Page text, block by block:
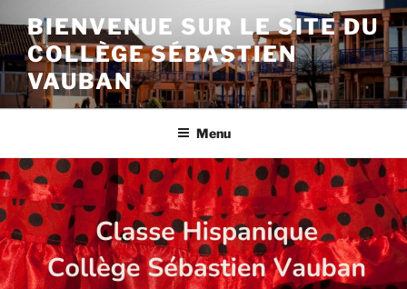
au
contenu
principal
BIENVENUE SUR LE SITE DU
COLLÈGE SÉBASTIEN
VAUBAN
Menu